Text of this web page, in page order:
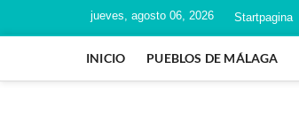
jueves, agosto 06, 2026 Startpagina
INICIO PUEBLOS DE MÁLAGA